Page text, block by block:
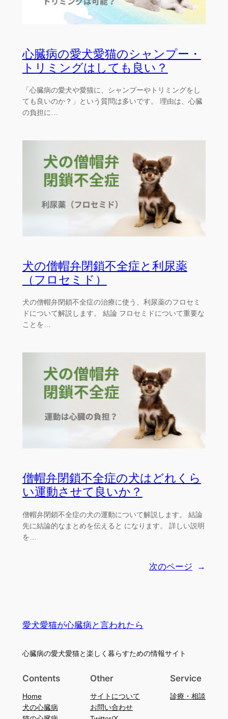
心臓病の愛犬愛猫のシャンプー・
トリミングはしても良い？
「心臓病の愛犬や愛猫に、シャンプーやトリミングをし
ても良いのか？」という質問は多いです。 理由は、心臓
の負担に…
犬の僧帽弁閉鎖不全症と利尿薬
（フロセミド）
犬の僧帽弁閉鎖不全症の治療に使う、利尿薬のフロセミ
ドについて解説します。 結論 フロセミドについて重要な
ことを…
僧帽弁閉鎖不全症の犬はどれくら
い運動させて良いか？
僧帽弁閉鎖不全症の犬の運動について解説します。 結論
先に結論的なまとめを伝えると になります。 詳しい説明
を…
次のページ →
愛犬愛猫が心臓病と言われたら
心臓病の愛犬愛猫と楽しく暮らすための情報サイト
Contents
Home
犬の心臓病
Other
サイトについて
お問い合わせ
Service
診療・相談